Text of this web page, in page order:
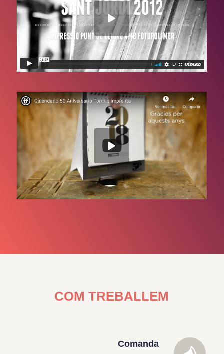
COM TREBALLEM
Comanda